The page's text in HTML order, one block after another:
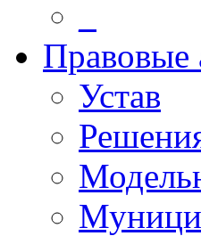
Правовые
Устав